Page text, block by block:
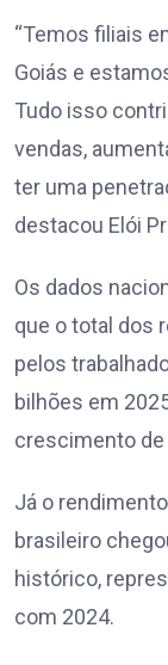
“Temos filiais
Goiás e
Tudo isso
vendas,
ter uma
destacou Elói
Os dados
que o total dos
pelos
bilhões em
crescimento de
Já o
brasileiro
histórico,
com 2024.